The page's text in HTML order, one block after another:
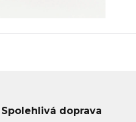
Spolehlivá doprava